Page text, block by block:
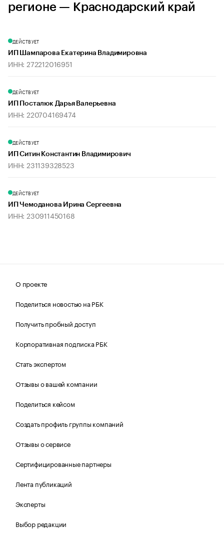
регионе — Краснодарский край
ДЕЙСТВУЕТ
ИП Шампарова Екатерина Владимировна
ИНН: 272212016951
ДЕЙСТВУЕТ
ИП Посталюк Дарья Валерьевна
ИНН: 220704169474
ДЕЙСТВУЕТ
ИП Ситин Константин Владимирович
ИНН: 231139328523
ДЕЙСТВУЕТ
ИП Чемоданова Ирина Сергеевна
ИНН: 230911450168
О проекте
Поделиться новостью на РБК
Получить пробный доступ
Корпоративная подписка РБК
Стать экспертом
Отзывы о вашей компании
Поделиться кейсом
Создать профиль группы компаний
Отзывы о сервисе
Сертифицированные партнеры
Лента публикаций
Эксперты
Выбор редакции